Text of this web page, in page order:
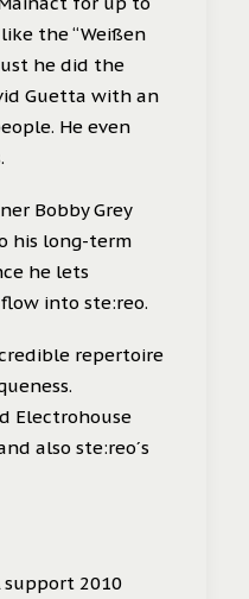
the “Weißen
he did the
Guetta with an
He even
Bobby Grey
his long-term
he lets
into ste:reo.
repertoire
Electrohouse
also ste:reo´s
support 2010